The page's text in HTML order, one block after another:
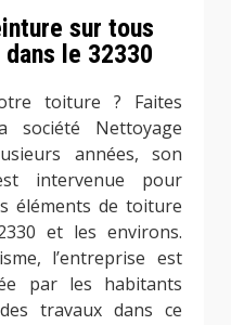
sur tous
le 32330
toiture ? Faites
société Nettoyage
années, son
intervenue pour
éléments de toiture
et les environs.
l’entreprise est
par les habitants
travaux dans ce